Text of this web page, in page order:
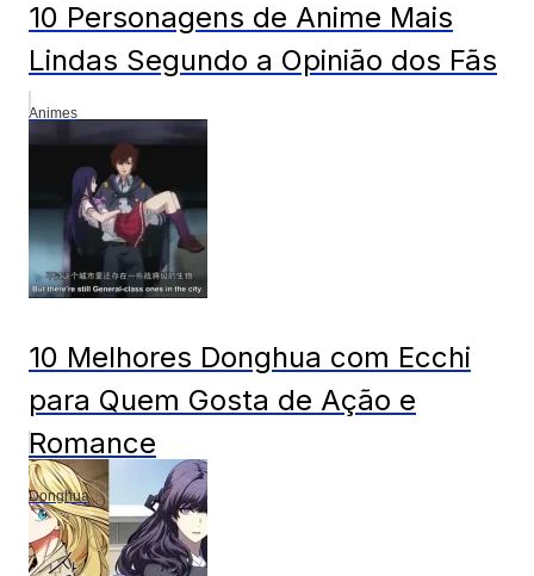
10 Personagens de Anime Mais
Lindas Segundo a Opinião dos Fãs
Animes
10 Melhores Donghua com Ecchi
para Quem Gosta de Ação e
Romance
Donghua